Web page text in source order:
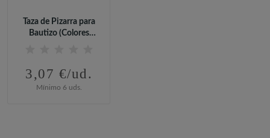
Taza de Pizarra para
Bautizo (Colores
3,07 €/ud.
Mínimo 6 uds.